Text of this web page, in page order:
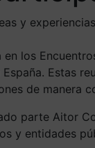
y
los
Estas
de manera
parte Aitor
y entidades